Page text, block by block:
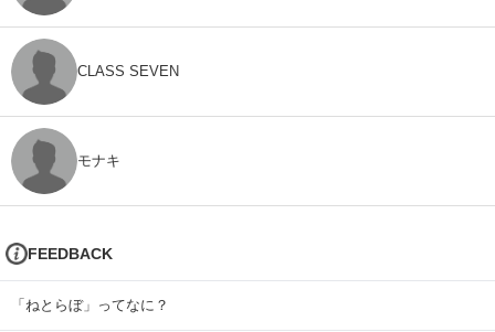
CLASS SEVEN
モナキ
FEEDBACK
「ねとらぼ」ってなに？